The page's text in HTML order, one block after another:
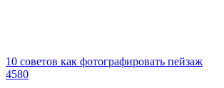
10 советов как фотографировать пейзаж
4580